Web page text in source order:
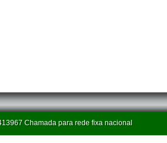
Chamada para rede fixa nacional